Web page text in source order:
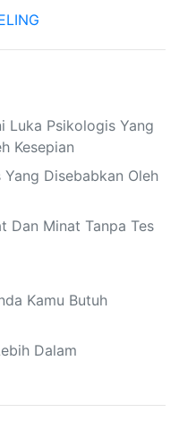
Luka Psikologis Yang
Kesepian
Disebabkan Oleh
Dan Minat Tanpa Tes
Kamu Butuh
Dalam